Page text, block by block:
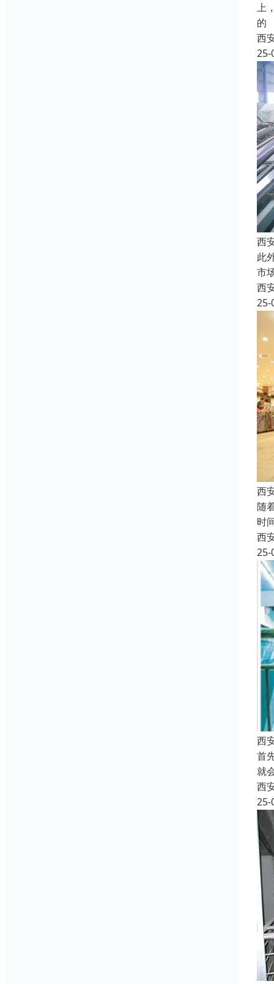
上
的
西
25-
西
此
市
西
25-
西
随
时
西
25-
西
首
就
西
25-